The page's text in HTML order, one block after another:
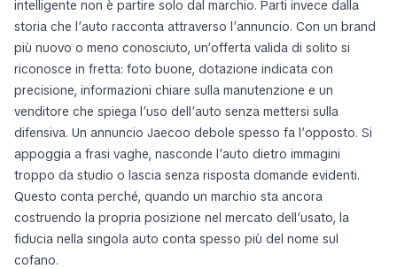
intelligente non è partire solo dal marchio. Parti invece dalla
storia che l’auto racconta attraverso l’annuncio. Con un brand
più nuovo o meno conosciuto, un’offerta valida di solito si
riconosce in fretta: foto buone, dotazione indicata con
precisione, informazioni chiare sulla manutenzione e un
venditore che spiega l’uso dell’auto senza mettersi sulla
difensiva. Un annuncio Jaecoo debole spesso fa l’opposto. Si
appoggia a frasi vaghe, nasconde l’auto dietro immagini
troppo da studio o lascia senza risposta domande evidenti.
Questo conta perché, quando un marchio sta ancora
costruendo la propria posizione nel mercato dell’usato, la
fiducia nella singola auto conta spesso più del nome sul
cofano.